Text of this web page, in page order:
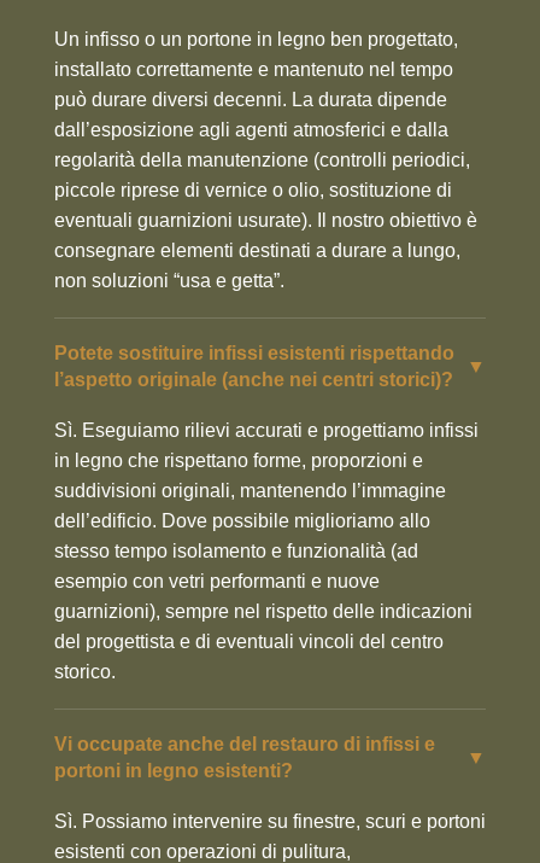
Un infisso o un portone in legno ben progettato,
installato correttamente e mantenuto nel tempo
può durare diversi decenni. La durata dipende
dall’esposizione agli agenti atmosferici e dalla
regolarità della manutenzione (controlli periodici,
piccole riprese di vernice o olio, sostituzione di
eventuali guarnizioni usurate). Il nostro obiettivo è
consegnare elementi destinati a durare a lungo,
non soluzioni “usa e getta”.
Potete sostituire infissi esistenti rispettando
l’aspetto originale (anche nei centri storici)?
▼
Sì. Eseguiamo rilievi accurati e progettiamo infissi
in legno che rispettano forme, proporzioni e
suddivisioni originali, mantenendo l’immagine
dell’edificio. Dove possibile miglioriamo allo
stesso tempo isolamento e funzionalità (ad
esempio con vetri performanti e nuove
guarnizioni), sempre nel rispetto delle indicazioni
del progettista e di eventuali vincoli del centro
storico.
Vi occupate anche del restauro di infissi e
portoni in legno esistenti?
▼
Sì. Possiamo intervenire su finestre, scuri e portoni
esistenti con operazioni di pulitura,